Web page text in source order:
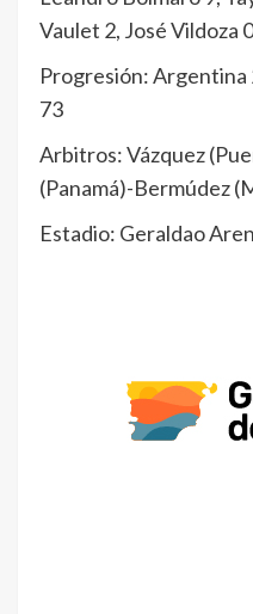
Vaulet 2, José Vildoza
Progresión: Argentina
73
Arbitros: Vázquez
(Panamá)-Bermúdez
Estadio: Geraldao